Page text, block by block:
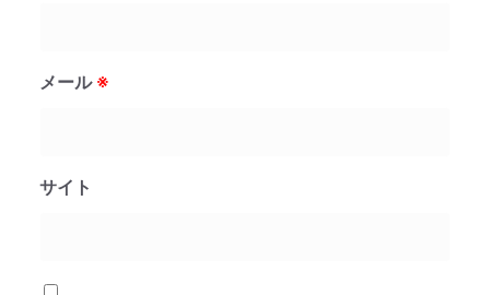
メール ※
サイト